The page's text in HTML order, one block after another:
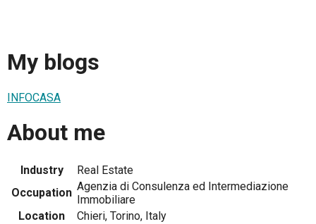
My blogs
INFOCASA
About me
Industry
Real Estate
Occupation Agenzia di Consulenza ed Intermediazione
Immobiliare
Location
Chieri, Torino, Italy